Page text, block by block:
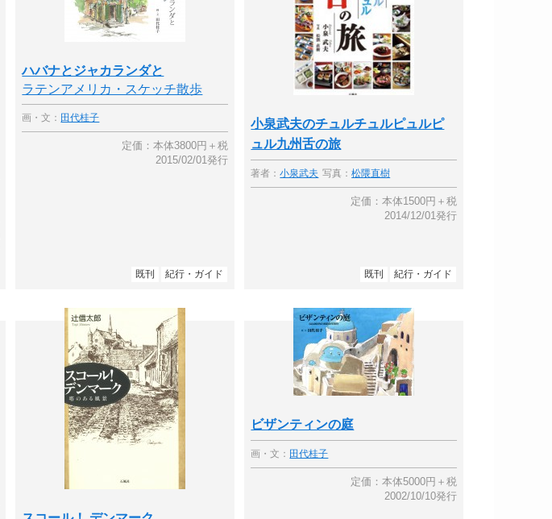
ハバナとジャカランダと
ラテンアメリカ・スケッチ散歩
画・文： 田代桂子
定価：本体3800円＋税
2015/02/01発行
既刊 紀行・ガイド
小泉武夫のチュルチュルピュルピ
ュル九州舌の旅
著者：小泉武夫 写真：松隈直樹
定価：本体1500円＋税
2014/12/01発行
既刊 紀行・ガイド
ビザンティンの庭
画・文： 田代桂子
定価：本体5000円＋税
2002/10/10発行